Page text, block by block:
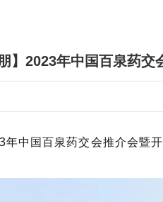
】2023年中国百泉药交
中国百泉药交会推介会暨